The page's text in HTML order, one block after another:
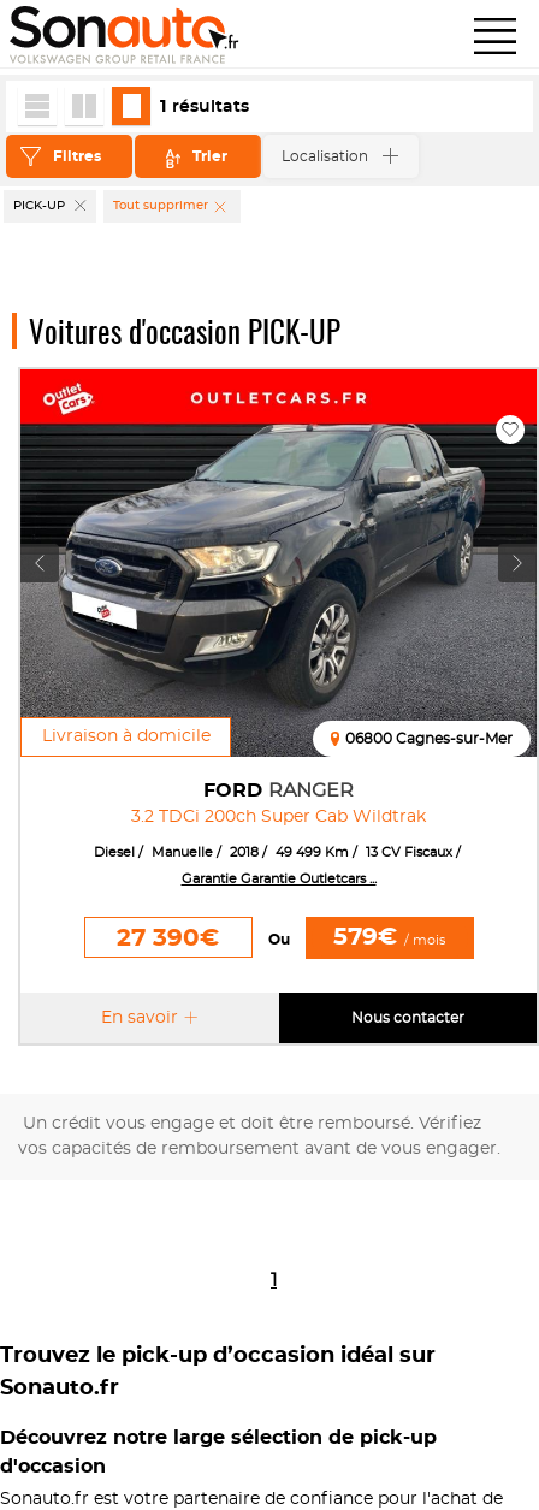
PICK-UP Tout supprimer
Filtres Trier Localisation
1 résultats
Voitures d'occasion PICK-UP
Livraison à domicile
FORD RANGER
3.2 TDCi 200ch Super Cab Wildtrak
06800 Cagnes-sur-Mer
Diesel Manuelle 2018 49 499 Km
13 CV Fiscaux
Garantie Garantie Outletcars ...
27 390€ Ou 579€ / mois
En savoir Nous contacter
Un crédit vous engage et doit être remboursé. Vérifiez
vos capacités de remboursement avant de vous engager.
Trouvez le pick-up d’occasion idéal sur
Sonauto.fr
Découvrez notre large sélection de pick-up
d'occasion
Sonauto.fr est votre partenaire de confiance pour l'achat de